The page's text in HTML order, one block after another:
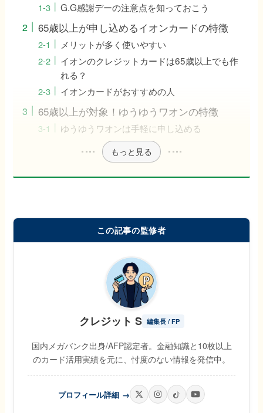
G.G感謝デーの注意点を知っておこう
65歳以上が申し込めるイオンカードの特徴
メリットが多く使いやすい
イオンのクレジットカードは65歳以上でも作
れる？
イオンカードがおすすめの人
65歳以上が対象！ゆうゆうワオンの特徴
ゆうゆうワオンは手軽に申し込める
もっと見る
この記事の監修者
クレジット S 編集長 / FP
国内メガバンク出身/AFP認定者。金融知識と10枚以上
のカード活用実績を元に、忖度のない情報を発信中。
プロフィール詳細 →